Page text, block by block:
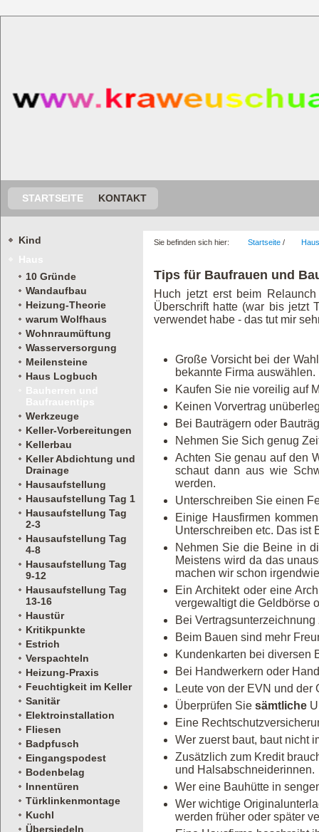
STARTSEITE KONTAKT
Kind
10 Gründe
Wandaufbau
Heizung-Theorie
warum Wolfhaus
Wohnraumüftung
Wasserversorgung
Meilensteine
Haus Logbuch
Werkzeuge
Keller-Vorbereitungen
Kellerbau
Keller Abdichtung und
Drainage
Hausaufstellung
Hausaufstellung Tag 1
Hausaufstellung Tag
2-3
Hausaufstellung Tag
4-8
Hausaufstellung Tag
9-12
Hausaufstellung Tag
13-16
Haustür
Kritikpunkte
Estrich
Verspachteln
Heizung-Praxis
Feuchtigkeit im Keller
Sanitär
Elektroinstallation
Fliesen
Badpfusch
Eingangspodest
Bodenbelag
Innentüren
Türklinkenmontage
Kuchl
Übersiedeln
Sie befinden sich hier: Startseite / Haus
Tips für Baufrauen und
Huch jetzt erst beim
Überschrift hatte (war bis jetzt
verwendet habe - das tut mir
Große Vorsicht bei der
bekannte Firma auswählen.
Kaufen Sie nie voreilig auf
Keinen Vorvertrag
Bei Bauträgern oder
Nehmen Sie Sich genug
Achten Sie genau auf den
schaut dann aus wie
werden.
Unterschreiben Sie einen
Einige Hausfirmen
Unterschreiben etc. Das ist
Nehmen Sie die Beine in
Meistens wird da das
machen wir schon
Ein Architekt oder eine
vergewaltigt die Geldbörse
Bei
Beim Bauen sind mehr
Kundenkarten bei diversen
Bei Handwerkern oder
Leute von der EVN und
Überprüfen Sie sämtliche
Eine
Wer zuerst baut, baut nicht
Zusätzlich zum Kredit
und Halsabschneiderinnen.
Wer eine Bauhütte in
Wer wichtige
werden früher oder später